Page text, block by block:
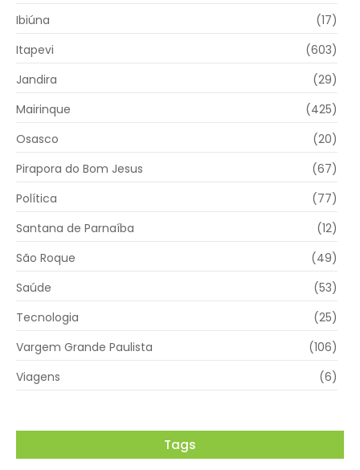
Ibiúna
(17)
Itapevi
(603)
Jandira
(29)
Mairinque
(425)
Osasco
(20)
Pirapora do Bom Jesus
(67)
Política
(77)
Santana de Parnaíba
(12)
São Roque
(49)
Saúde
(53)
Tecnologia
(25)
Vargem Grande Paulista
(106)
Viagens
(6)
Tags